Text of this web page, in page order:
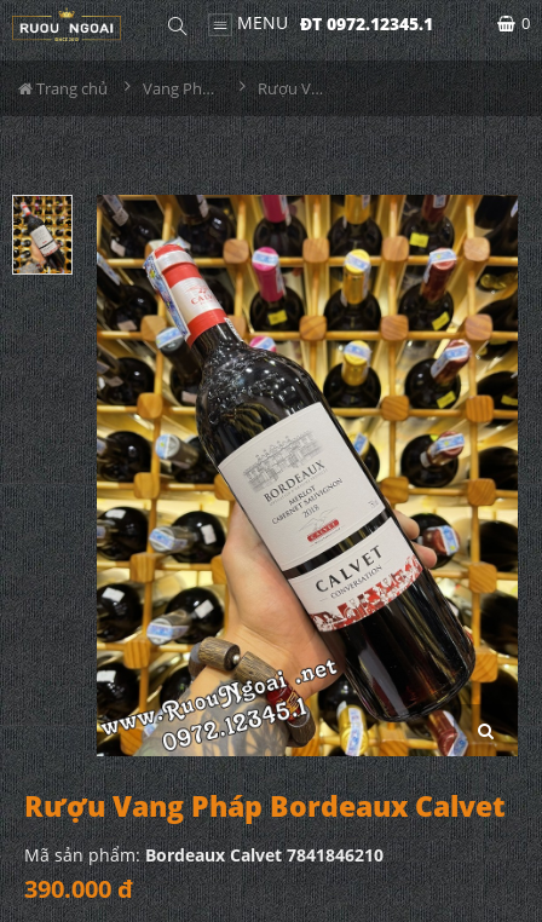
MENU ĐT 0972.12345.1 0
Trang chủ Vang Pháp Rượu Vang Pháp Bordeaux Calvet
Rượu Vang Pháp Bordeaux Calvet
Mã sản phẩm:Bordeaux Calvet 7841846210
390.000 đ